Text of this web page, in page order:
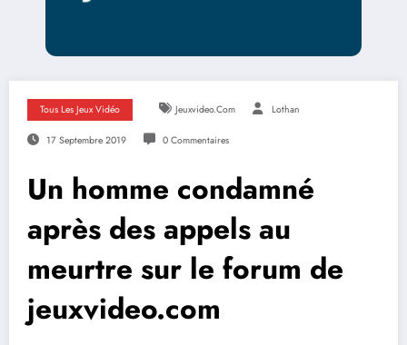
Tous Les Jeux Vidéo Jeuxvideo.com Lothan
17 Septembre 2019 0 Commentaires
Un homme condamné
après des appels au
meurtre sur le forum de
jeuxvideo.com